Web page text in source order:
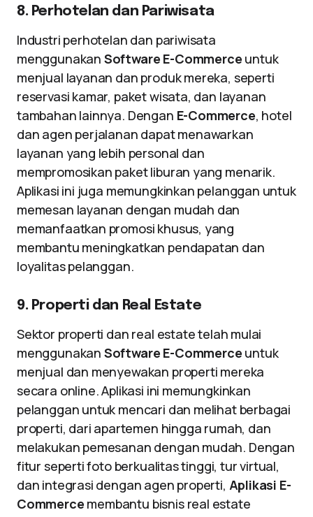
8. Perhotelan dan Pariwisata
Industri perhotelan dan pariwisata
menggunakan Software E-Commerce untuk
menjual layanan dan produk mereka, seperti
reservasi kamar, paket wisata, dan layanan
tambahan lainnya. Dengan E-Commerce, hotel
dan agen perjalanan dapat menawarkan
layanan yang lebih personal dan
mempromosikan paket liburan yang menarik.
Aplikasi ini juga memungkinkan pelanggan untuk
memesan layanan dengan mudah dan
memanfaatkan promosi khusus, yang
membantu meningkatkan pendapatan dan
loyalitas pelanggan.
9. Properti dan Real Estate
Sektor properti dan real estate telah mulai
menggunakan Software E-Commerce untuk
menjual dan menyewakan properti mereka
secara online. Aplikasi ini memungkinkan
pelanggan untuk mencari dan melihat berbagai
properti, dari apartemen hingga rumah, dan
melakukan pemesanan dengan mudah. Dengan
fitur seperti foto berkualitas tinggi, tur virtual,
dan integrasi dengan agen properti, Aplikasi E-
Commerce membantu bisnis real estate